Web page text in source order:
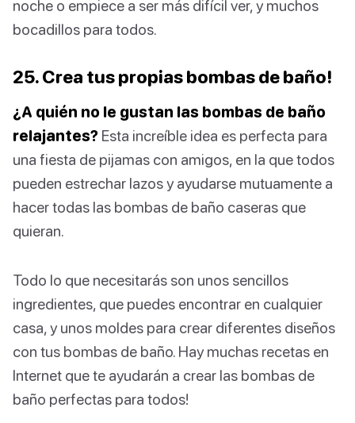
noche o empiece a ser más difícil ver, y muchos
bocadillos para todos.
25. Crea tus propias bombas de baño!
¿A quién no le gustan las bombas de baño
relajantes? Esta increíble idea es perfecta para
una fiesta de pijamas con amigos, en la que todos
pueden estrechar lazos y ayudarse mutuamente a
hacer todas las bombas de baño caseras que
quieran.
Todo lo que necesitarás son unos sencillos
ingredientes, que puedes encontrar en cualquier
casa, y unos moldes para crear diferentes diseños
con tus bombas de baño. Hay muchas recetas en
Internet que te ayudarán a crear las bombas de
baño perfectas para todos!